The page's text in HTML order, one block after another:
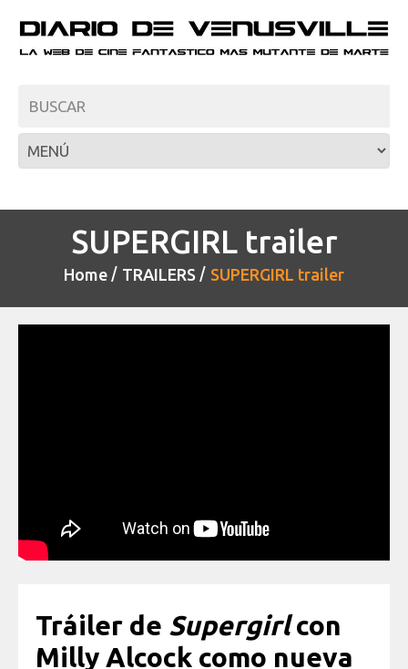
SUPERGIRL trailer
Home TRAILERS SUPERGIRL trailer
Tráiler de Supergirlcon
Milly Alcock como nueva